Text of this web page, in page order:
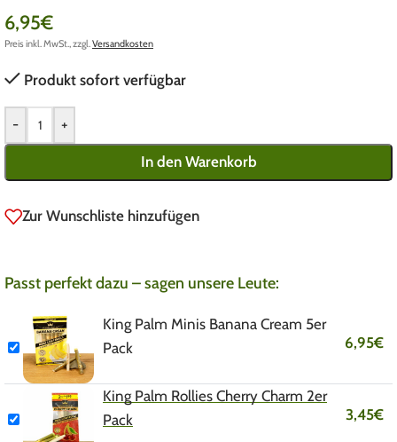
6,95€
Preis inkl. MwSt., zzgl. Versandkosten
Produkt sofort verfügbar
- +
In den Warenkorb
Zur Wunschliste hinzufügen
Passt perfekt dazu – sagen unsere Leute:
King Palm Minis Banana Cream 5er
Pack
6,95€
King Palm Rollies Cherry Charm 2er
Pack
3,45€